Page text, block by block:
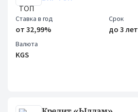
Ставка в год
от 32,99%
Срок
до 3 лет
Валюта
KGS